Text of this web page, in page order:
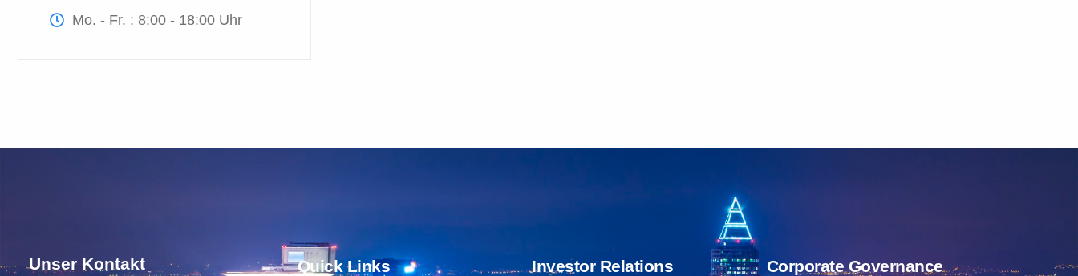
Mo. - Fr. : 8:00 - 18:00 Uhr
Unser Kontakt Quick Links Investor Relations Corporate Governance